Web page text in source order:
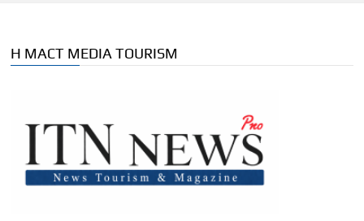
Η MACT MEDIA TOURISM